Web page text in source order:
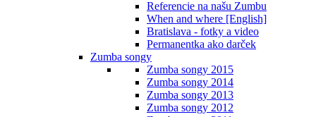
Referencie na našu Zumbu
When and where [English]
Bratislava - fotky a video
Permanentka ako darček
Zumba songy
Zumba songy 2015
Zumba songy 2014
Zumba songy 2013
Zumba songy 2012